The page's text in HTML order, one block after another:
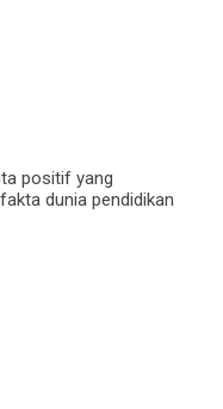
positif yang
dunia pendidikan